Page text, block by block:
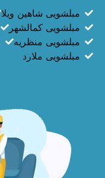
مبلشویی شاهین ویلا
مبلشویی کمالشهر
مبلشویی منظریه
مبلشویی ملارد